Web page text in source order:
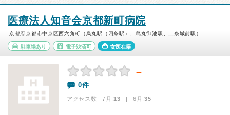
医療法人知音会京都新町病院
京都府京都市中京区西六角町（烏丸駅（四条駅）、烏丸御池駅、二条城前駅）
駐車場あり 電子決済可 女医在籍
－
0件
アクセス数 7月:13 | 6月:35